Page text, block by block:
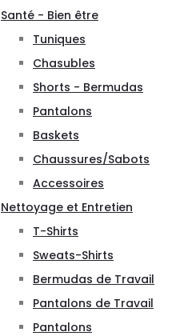
Santé - Bien être
Tuniques
Chasubles
Shorts - Bermudas
Pantalons
Baskets
Chaussures/Sabots
Accessoires
Nettoyage et Entretien
T-Shirts
Sweats-Shirts
Bermudas de Travail
Pantalons de Travail
Pantalons